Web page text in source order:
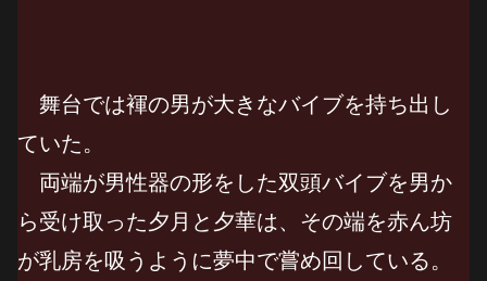
舞台では褌の男が大きなバイブを持ち出し
ていた。
両端が男性器の形をした双頭バイブを男か
ら受け取った夕月と夕華は、その端を赤ん坊
が乳房を吸うように夢中で嘗め回している。